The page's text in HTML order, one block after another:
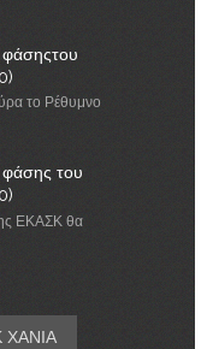
το Ρέθυμνο
του
ΕΚΑΣΚ θα
ΧΑΝΙΑ